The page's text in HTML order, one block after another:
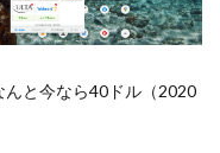
と今なら40ドル（2020